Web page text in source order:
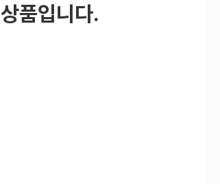
상품입니다.